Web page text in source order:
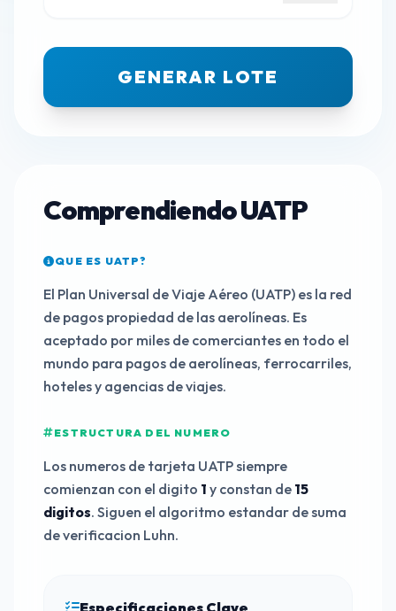
GENERAR LOTE
Comprendiendo UATP
QUE ES UATP?
El Plan Universal de Viaje Aéreo (UATP) es la red
de pagos propiedad de las aerolíneas. Es
aceptado por miles de comerciantes en todo el
mundo para pagos de aerolíneas, ferrocarriles,
hoteles y agencias de viajes.
ESTRUCTURA DEL NUMERO
Los numeros de tarjeta UATP siempre
comienzan con el digito 1 y constan de 15
digitos. Siguen el algoritmo estandar de suma
de verificacion Luhn.
Especificaciones Clave